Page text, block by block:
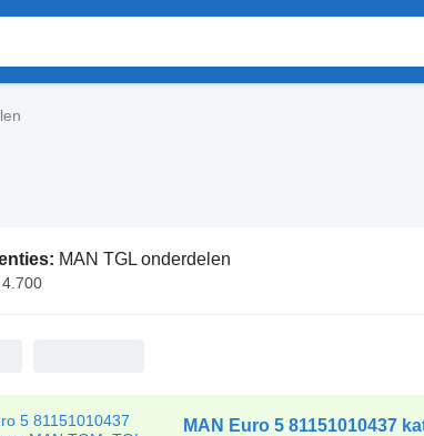
MAN TGL onderdelen
MAN Euro 5 81151010437